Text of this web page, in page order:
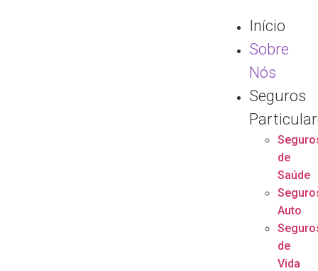
Início
Sobre
Nós
Seguros
de
Saúde
Auto
de
Vida